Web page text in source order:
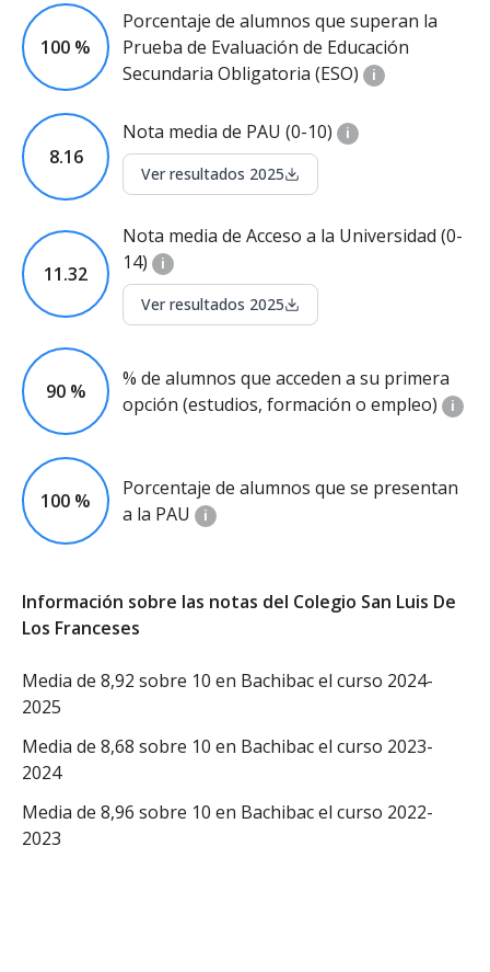
100 %
Porcentaje de alumnos que superan la
Prueba de Evaluación de Educación
Secundaria Obligatoria (ESO)
i
8.16
Nota media de PAU (0-10) i
Ver resultados 2025
11.32
Nota media de Acceso a la Universidad (0-
14)
i
Ver resultados 2025
90 %
% de alumnos que acceden a su primera
opción (estudios, formación o empleo)
i
100 %
Porcentaje de alumnos que se presentan
a la PAU
i
Información sobre las notas del Colegio San Luis De
Los Franceses
Media de 8,92 sobre 10 en Bachibac el curso 2024-
2025
Media de 8,68 sobre 10 en Bachibac el curso 2023-
2024
Media de 8,96 sobre 10 en Bachibac el curso 2022-
2023